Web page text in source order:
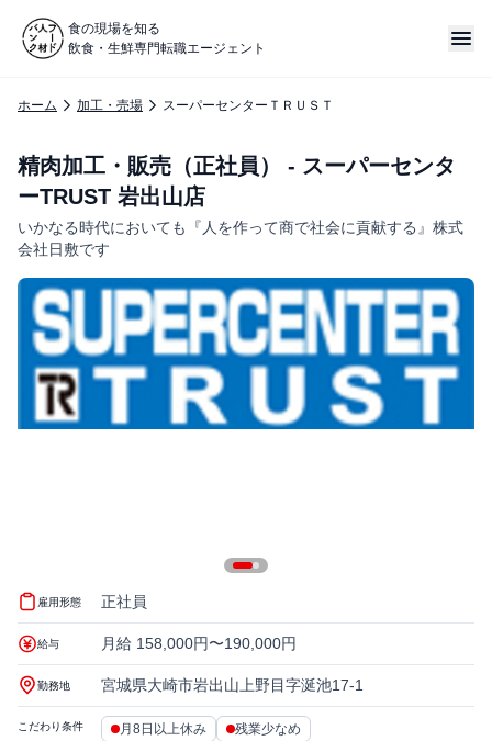
食の現場を知る
飲食・生鮮専門転職エージェント
ホーム 加工・売場 スーパーセンターＴＲＵＳＴ
精肉加工・販売（正社員） - スーパーセンタ
ーTRUST 岩出山店
いかなる時代においても『人を作って商で社会に貢献する』株式
会社日敷です
雇用形態 正社員
給与 月給 158,000円〜190,000円
勤務地 宮城県大崎市岩出山上野目字涎池17-1
こだわり条件 月8日以上休み 残業少なめ